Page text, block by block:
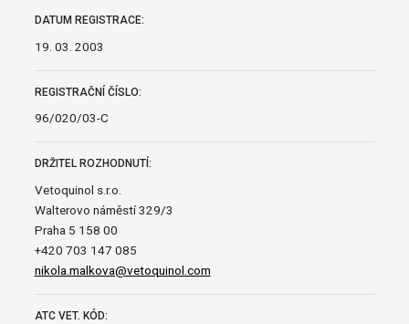
DATUM REGISTRACE:
19. 03. 2003
REGISTRAČNÍ ČÍSLO:
96/020/03-C
DRŽITEL ROZHODNUTÍ:
Vetoquinol s.r.o.
Walterovo náměstí 329/3
Praha 5 158 00
+420 703 147 085
nikola.malkova@vetoquinol.com
ATC VET. KÓD: